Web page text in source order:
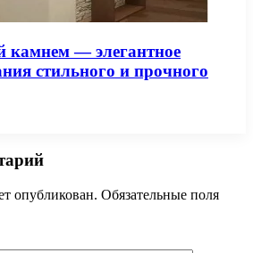
камнем — элегантное
стильного и прочного
опубликован. Обязательные поля